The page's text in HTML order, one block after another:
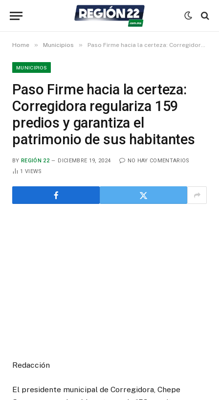
Home » Municipios » Paso Firme hacia la certeza: Corregidora regulariza 159 predios y garantiza el patrimonio de sus habitantes
MUNICIPIOS
Paso Firme hacia la certeza:
Corregidora regulariza 159
predios y garantiza el
patrimonio de sus habitantes
BY REGIÓN 22 DICIEMBRE 19, 2024
NO HAY COMENTARIOS
1VIEWS
Redacción
El presidente municipal de Corregidora, Chepe